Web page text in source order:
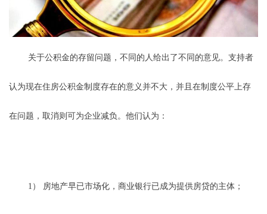
关于公积金的存留问题，不同的人给出了不同的意见。支持者
认为现在住房公积金制度存在的意义并不大，并且在制度公平上存
在问题，取消则可为企业减负。他们认为：
1） 房地产早已市场化，商业银行已成为提供房贷的主体；